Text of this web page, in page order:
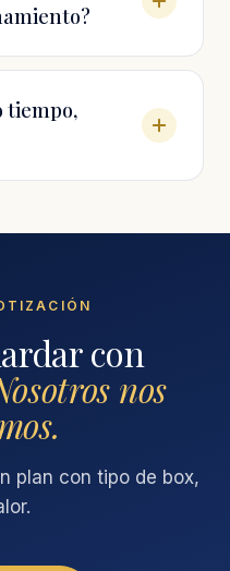
tiempo,
con
nos
plan con tipo de box,